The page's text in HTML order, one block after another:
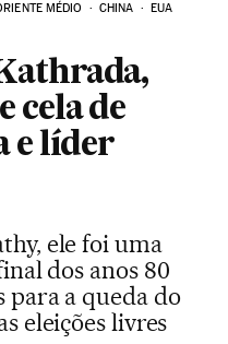
MÉDIO CHINA EUA
cela de
e líder
ele foi uma
dos anos 80
para a queda do
eleições livres